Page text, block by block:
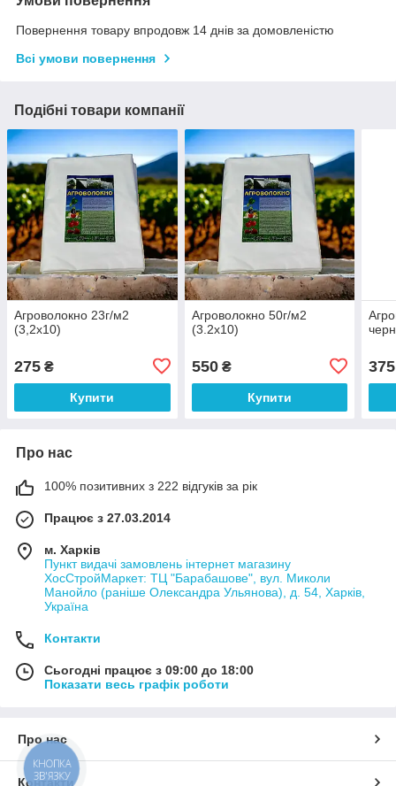
Повернення товару впродовж 14 днів за домовленістю
Всі умови повернення
Подібні товари компанії
Агроволокно 23г/м2
(3,2х10)
275 ₴
Купити
Агроволокно 50г/м2
(3.2х10)
550₴
Купити
375
Про нас
100% позитивних з 222 відгуків за рік
Працює з 27.03.2014
м. Харків
Пункт видачі замовлень інтернет магазину
ХосСтройМаркет: ТЦ "Барабашове", вул. Миколи
Манойло (раніше Олександра Ульянова), д. 54, Харків,
Україна
Контакти
Сьогодні працює з 09:00 до 18:00
Показати весь графік роботи
Про нас
Контакти
КНОПКА
ЗВ'ЯЗКУ